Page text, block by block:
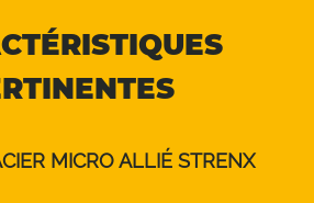
MICRO ALLIÉ STRENX